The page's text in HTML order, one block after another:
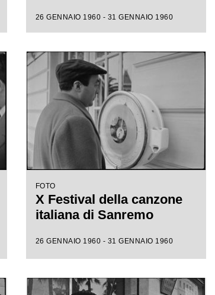
delle Feste del Casinò
26 GENNAIO 1960 - 31 GENNAIO 1960
FOTO
X Festival della canzone
italiana di Sanremo
26 GENNAIO 1960 - 31 GENNAIO 1960